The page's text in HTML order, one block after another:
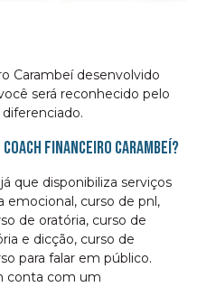
Carambeí desenvolvido
será reconhecido pelo
financeiro Carambeí?
que disponibiliza serviços
emocional, curso de pnl,
de oratória, curso de
e dicção, curso de
para falar em público.
conta com um